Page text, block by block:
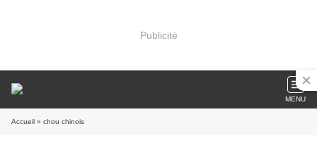
Publicité
MENU
Accueil » chou chinois